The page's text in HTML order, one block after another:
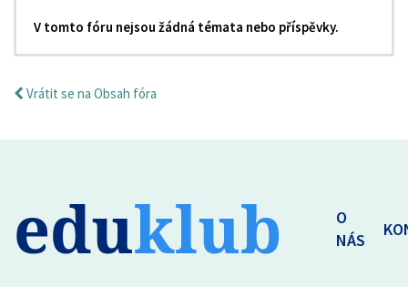
V tomto fóru nejsou žádná témata nebo příspěvky.
Vrátit se na Obsah fóra
eduklub
O
NÁS